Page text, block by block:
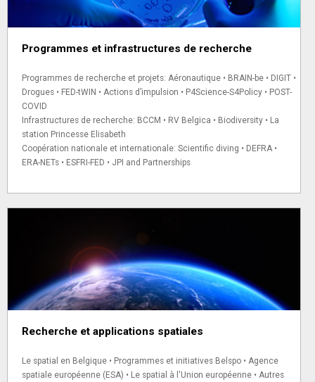
Programmes et infrastructures de recherche
Programmes de recherche et projets: Aéronautique • BRAIN-be • DIGIT •
Drogues • FED-tWIN • Actions d’impulsion • P4Science-S4Policy • POST-
COVID
Infrastructures de recherche: BCCM • RV Belgica • Biodiversity • La
station Princesse Elisabeth
Coopération nationale et internationale: Scientific diving • DEFRA •
ERA-NETs • ESFRI-FED • JPI and Partnerships
Recherche et applications spatiales
Le spatial en Belgique • Programmes et initiatives Belspo • Agence
spatiale européenne (ESA) • Le spatial à l'Union européenne • Autres